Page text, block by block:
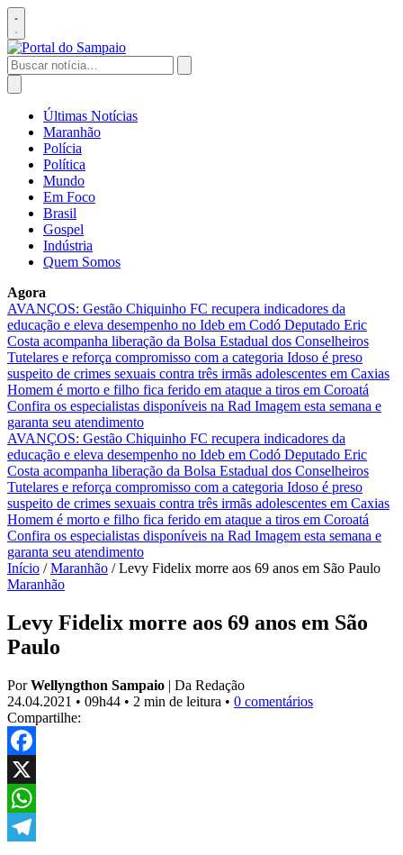
Pular
para
o
conteúdo
Abrir
menu
Buscar
por:
Abrir
buscaÚltimas Notícias
Maranhão
Polícia
Política
Mundo
Em Foco
Brasil
Gospel
Indústria
Quem Somos
Agora
AVANÇOS: Gestão Chiquinho FC recupera indicadores da
educação e eleva desempenho no Ideb em Codó Deputado Eric
Costa acompanha liberação da Bolsa Estadual dos Conselheiros
Tutelares e reforça compromisso com a categoria Idoso é preso
suspeito de crimes sexuais contra três irmãs adolescentes em Caxias
Homem é morto e filho fica ferido em ataque a tiros em Coroatá
Confira os especialistas disponíveis na Rad Imagem esta semana e
garanta seu atendimento
AVANÇOS: Gestão Chiquinho FC recupera indicadores da
educação e eleva desempenho no Ideb em Codó Deputado Eric
Costa acompanha liberação da Bolsa Estadual dos Conselheiros
Tutelares e reforça compromisso com a categoria Idoso é preso
suspeito de crimes sexuais contra três irmãs adolescentes em Caxias
Homem é morto e filho fica ferido em ataque a tiros em Coroatá
Confira os especialistas disponíveis na Rad Imagem esta semana e
garanta seu atendimento
Início / Maranhão / Levy Fidelix morre aos 69 anos em São Paulo
Maranhão
Levy Fidelix morre aos 69 anos em São
Paulo
PorWellyngthon Sampaio | Da Redação
24.04.2021 • 09h44 • 2 min de leitura • 0 comentários
Compartilhe:
Facebook
X
WhatsApp